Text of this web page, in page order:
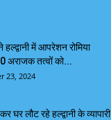
में आपरेशन रोमिया
अराजक तत्वों को...
23, 2024
घर लौट रहे हल्द्वानी के व्यापारी